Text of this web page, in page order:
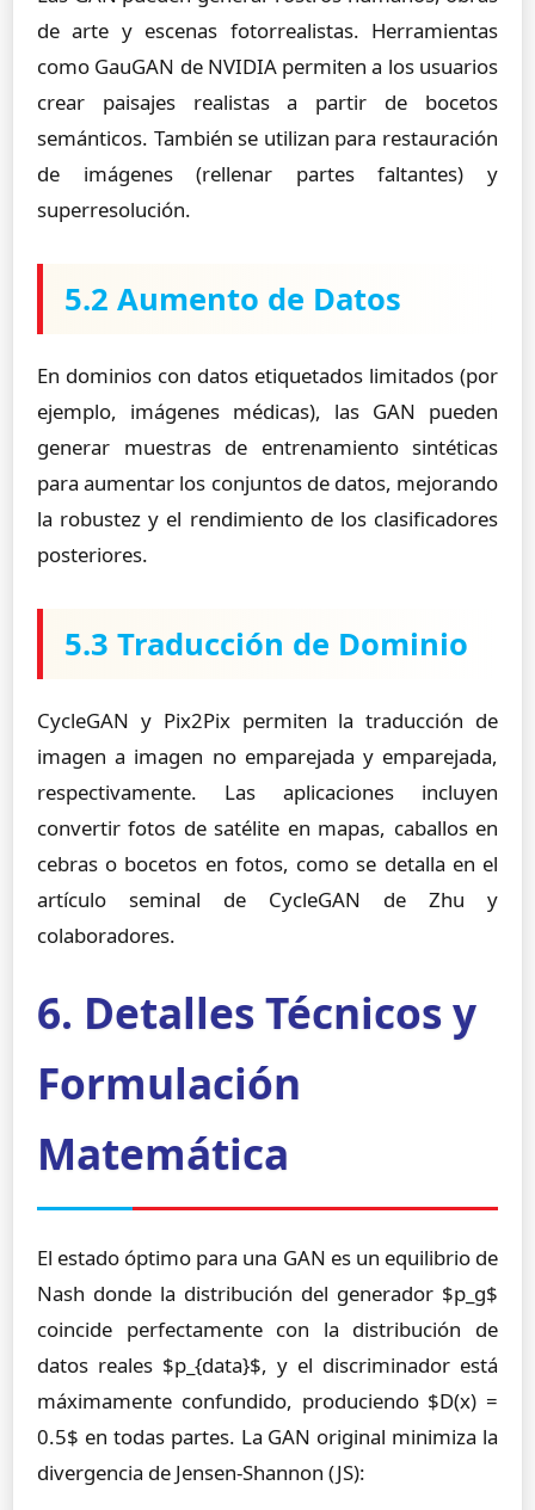
de arte y escenas fotorrealistas. Herramientas
como GauGAN de NVIDIA permiten a los usuarios
crear paisajes realistas a partir de bocetos
semánticos. También se utilizan para restauración
de imágenes (rellenar partes faltantes) y
superresolución.
5.2 Aumento de Datos
En dominios con datos etiquetados limitados (por
ejemplo, imágenes médicas), las GAN pueden
generar muestras de entrenamiento sintéticas
para aumentar los conjuntos de datos, mejorando
la robustez y el rendimiento de los clasificadores
posteriores.
5.3 Traducción de Dominio
CycleGAN y Pix2Pix permiten la traducción de
imagen a imagen no emparejada y emparejada,
respectivamente. Las aplicaciones incluyen
convertir fotos de satélite en mapas, caballos en
cebras o bocetos en fotos, como se detalla en el
artículo seminal de CycleGAN de Zhu y
colaboradores.
6. Detalles Técnicos y
Formulación
Matemática
El estado óptimo para una GAN es un equilibrio de
Nash donde la distribución del generador $p_g$
coincide perfectamente con la distribución de
datos reales $p_{data}$, y el discriminador está
máximamente confundido, produciendo $D(x) =
0.5$ en todas partes. La GAN original minimiza la
divergencia de Jensen-Shannon (JS):